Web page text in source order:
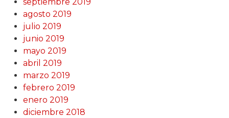
septiembre 2019
agosto 2019
julio 2019
junio 2019
mayo 2019
abril 2019
marzo 2019
febrero 2019
enero 2019
diciembre 2018